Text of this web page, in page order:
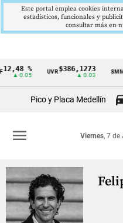
Cintillo
Colombia
%
▲ 0.05
UVR$386,1273
▲ 0.03
Pico y Placa Medellín
Viernes, 7 de
menu
Este portal emplea cookies
estadísticos, funcionales y
consultar más en